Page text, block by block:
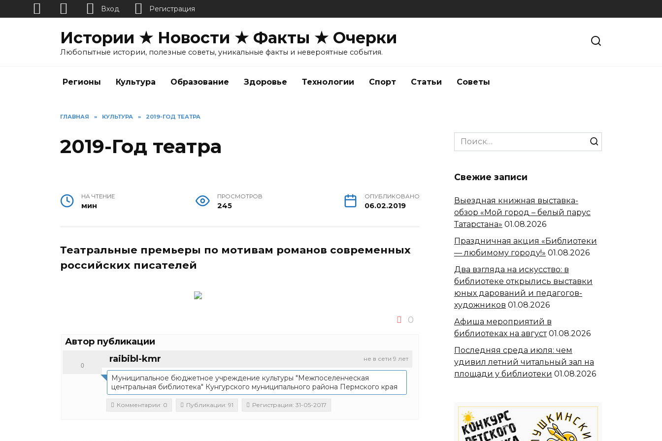
Истории ★ Новости ★ Факты ★ Очерки
Любопытные истории, полезные советы, уникальные факты и невероятные события.
Регионы Культура Образование Здоровье Технологии Спорт Статьи Советы
ГЛАВНАЯ » КУЛЬТУРА » 2019-ГОД ТЕАТРА
2019-Год театра
НА ЧТЕНИЕ
мин
ПРОСМОТРОВ
245
ОПУБЛИКОВАНО
06.02.2019
Театральные премьеры по мотивам романов современных
российских писателей
0
Автор публикации
не в сети 9 лет
raibibl-kmr
0
Муниципальное бюджетное учреждение культуры "Межпоселенческая
центральная библиотека" Кунгурского муниципального района Пермского края
Комментарии: 0 Публикации: 91 Регистрация: 31-05-2017
Search
for:
Свежие записи
Выездная книжная выставка-
обзор «Мой город – белый парус
Татарстана» 01.08.2026
Праздничная акция «Библиотеки
— любимому городу!» 01.08.2026
Два взгляда на искусство: в
библиотеке открылись выставки
юных дарований и педагогов-
художников 01.08.2026
Афиша мероприятий в
библиотеках на август 01.08.2026
Последняя среда июля: чем
удивил летний читальный зал на
площади у библиотеки 01.08.2026
Вход Регистрация